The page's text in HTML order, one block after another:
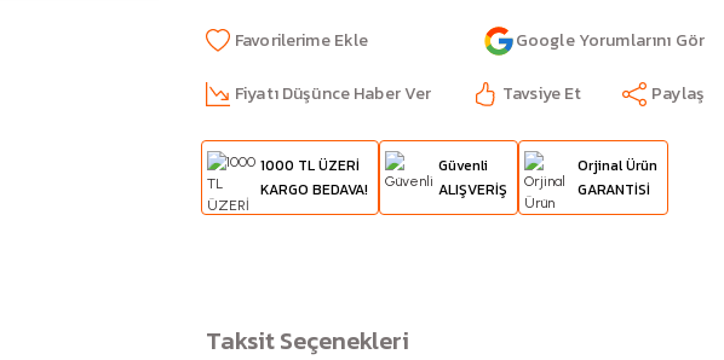
Google Yorumlarını Gör
Fiyatı Düşünce Haber Ver Tavsiye Et Paylaş
1000 TL ÜZERİ
KARGO BEDAVA!
Güvenli
ALIŞVERİŞ
Orjinal Ürün
GARANTİSİ
Taksit Seçenekleri